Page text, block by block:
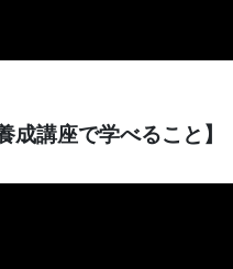
成講座で学べること】